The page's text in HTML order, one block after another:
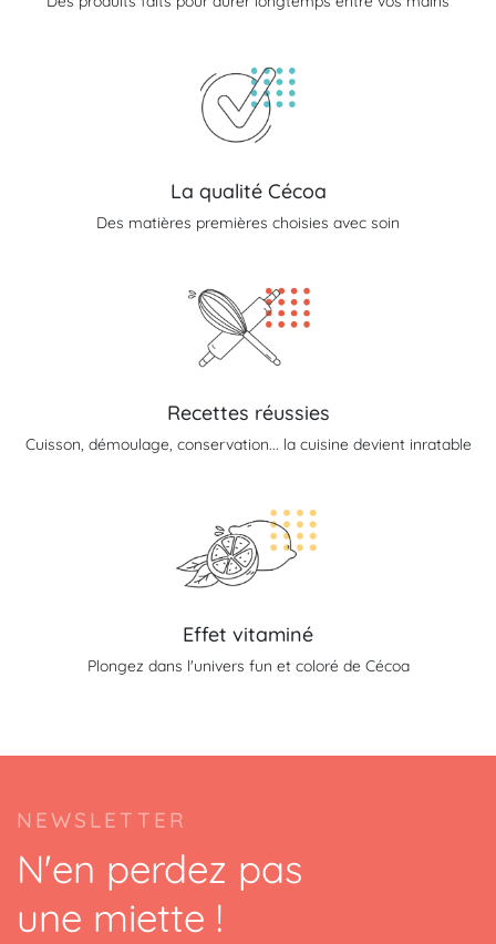
(1 avis)
La qualité Cécoa
Des matières premières choisies avec soin
Recettes réussies
Cuisson, démoulage, conservation... la cuisine devient inratable
Effet vitaminé
Plongez dans l'univers fun et coloré de Cécoa
NEWSLETTER
N'en perdez pas
une miette !